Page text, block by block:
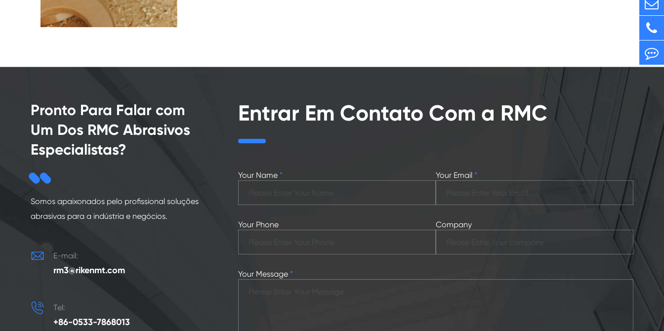
Pronto Para Falar com
Um Dos RMC Abrasivos
Especialistas?
Somos apaixonados pelo profissional soluções
abrasivas para a indústria e negócios.
 E-mail:
rm3@rikenmt.com
 Tel:
+86-0533-7868013
Entrar Em Contato Com a RMC
Your Name * Your Email *
Your Phone Company
Your Message *